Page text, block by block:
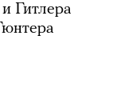
Гитлера